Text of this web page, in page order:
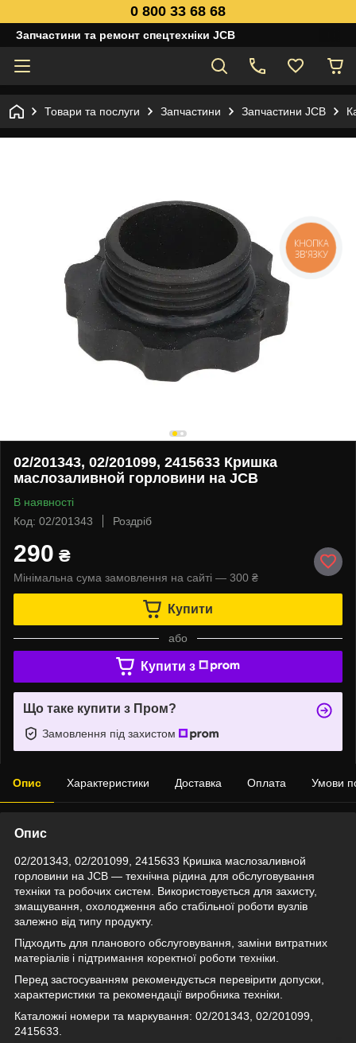
0 800 33 68 68
Запчастини та ремонт спецтехніки JCB
Товари та послуги Запчастини Запчастини JCB
02/201343, 02/201099, 2415633 Кришка
маслозаливной горловини на JCB
В наявності
Код: 02/201343
Роздріб
290 ₴
Мінімальна сума замовлення на сайті — 300 ₴
Купити
або
Купити з
Що таке купити з Пром?
Замовлення під захистом
Опис Характеристики Доставка Оплата Умови
Опис
02/201343, 02/201099, 2415633 Кришка маслозаливной
горловини на JCB — технічна рідина для обслуговування
техніки та робочих систем. Використовується для захисту,
змащування, охолодження або стабільної роботи вузлів
залежно від типу продукту.
Підходить для планового обслуговування, заміни витратних
матеріалів і підтримання коректної роботи техніки.
Перед застосуванням рекомендується перевірити допуски,
характеристики та рекомендації виробника техніки.
Каталожні номери та маркування: 02/201343, 02/201099,
2415633.
КНОПКА
ЗВ'ЯЗКУ